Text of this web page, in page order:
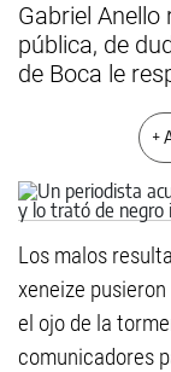
Gabriel
pública, de
de Boca le
+
Los malos
xeneize
el ojo de la
comunicadores